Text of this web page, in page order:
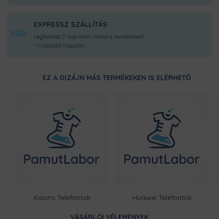
DUPLÁN MEGERŐSÍTETT
VARRÁSOK
Ugye milyen bosszantó, amikor
elengedi a varrás az anyagot? Hála a
bosszankodnod.
Fontosnak tartjuk, hogy óvjuk a
környezetünkben élő összes élőlényt.
Így kiemelt figyelmet fordítottunk arra,
hogy olyan termékekkel dolgozzunk,
amelyek etikus gyártótól származnak.
készítjük számodra, a legnagyobb
raktárkészletünk, így Pamutmanóink
EXPRESSZ SZÁLLÍTÁS
Legfeljebb 2 nap alatt nálad a rendelésed!
* országtól függően
EZ A DIZÁJN MÁS TERMÉKEKEN IS ELÉRHETŐ
Xiaomi Telefontok Huawei Telefontok
VÁSÁRLÓI VÉLEMÉNYEK